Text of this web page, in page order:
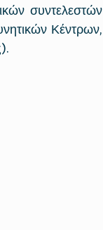
συντελεστών
Κέντρων,